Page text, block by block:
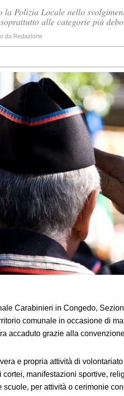
Polizia Locale nello
alle categorie più
da Redazione
Carabinieri in Congedo,
comunale in occasione di
accaduto grazie alla
e propria attività di
cortei, manifestazioni sportive,
scuole, per attività o cerimonie